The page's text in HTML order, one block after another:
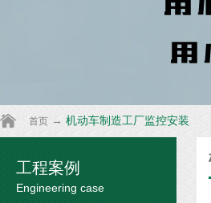
首页 → 机动车制造工厂监控安装
工程案例
Engineering case